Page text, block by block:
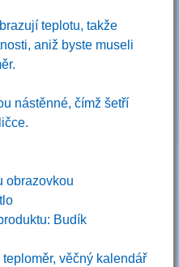
teplotu, takže
aniž byste museli
nástěnné, čímž šetří
obrazovkou
Budík
věčný kalendář